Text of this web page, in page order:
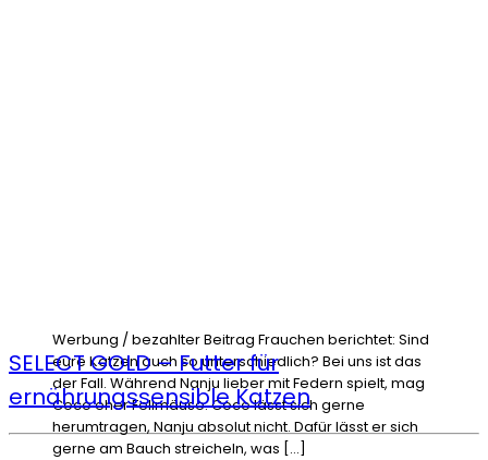
Werbung / bezahlter Beitrag Frauchen berichtet: Sind
eure Katzen auch so unterschiedlich? Bei uns ist das
der Fall. Während Nanju lieber mit Federn spielt, mag
Coco eher Fellmäuse. Coco lässt sich gerne
herumtragen, Nanju absolut nicht. Dafür lässt er sich
gerne am Bauch streicheln, was […]
SELECT GOLD – Futter für
ernährungssensible Katzen